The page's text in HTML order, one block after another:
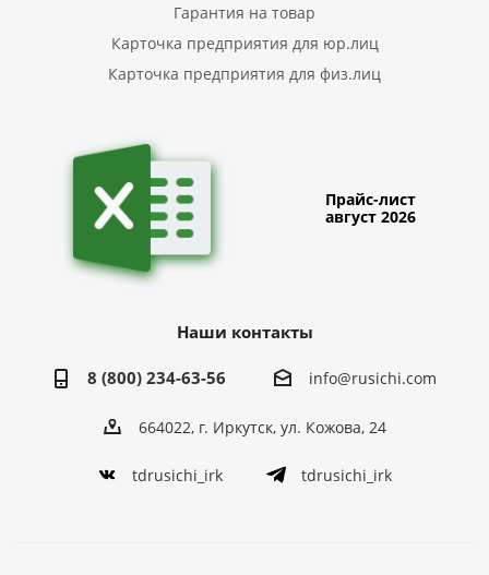
Гарантия на товар
Карточка предприятия для юр.лиц
Карточка предприятия для физ.лиц
Прайс-лист
август 2026
Наши контакты
8 (800) 234-63-56 info@rusichi.com
664022, г. Иркутск, ул. Кожова, 24
tdrusichi_irk tdrusichi_irk